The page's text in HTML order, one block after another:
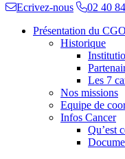
Ecrivez-nous
02 40
Présentation du CGO
Historique
Les 7
Nos missions
Equipe de
Infos Cancer
Qu’est